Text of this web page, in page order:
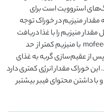
و کنترل وزن حیوان خانگی را آسان می‌کند و با داشتن محتوای فیبر بیشتبر